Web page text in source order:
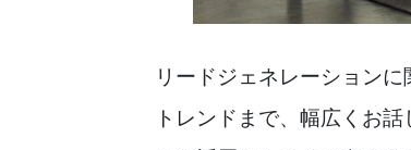
リードジェネレーション
トレンドまで、幅広くお話